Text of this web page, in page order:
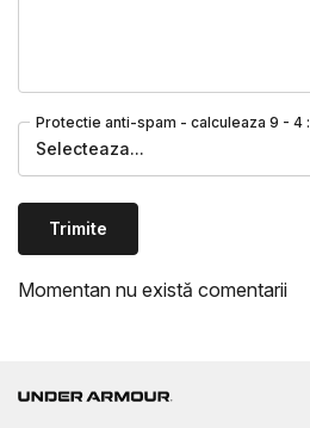
Protectie anti-spam - calculeaza 9 - 4 :
Selecteaza...
Trimite
Momentan nu există comentarii